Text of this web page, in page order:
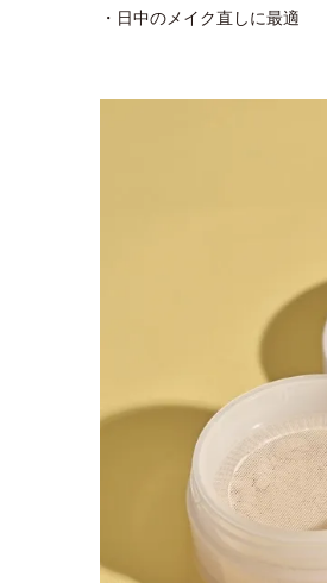
・日中のメイク直しに最適